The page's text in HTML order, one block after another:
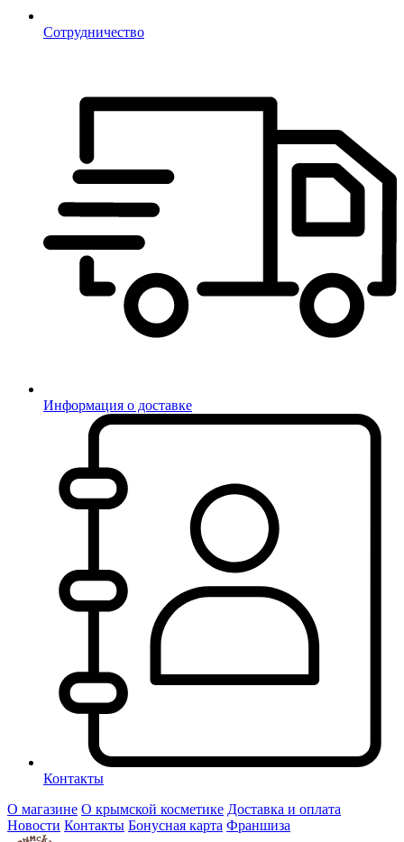
Сотрудничество
Информация о доставке
Контакты
О магазине О крымской косметике Доставка и оплата
Новости Контакты Бонусная карта Франшиза